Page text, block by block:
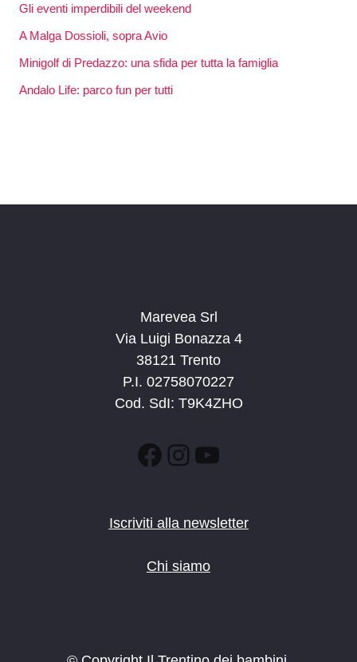
Gli eventi imperdibili del weekend
A Malga Dossioli, sopra Avio
Minigolf di Predazzo: una sfida per tutta la famiglia
Andalo Life: parco fun per tutti
Marevea Srl
Via Luigi Bonazza 4
38121 Trento
P.I. 02758070227
Cod. SdI: T9K4ZHO
Facebook
Instagram
YouTube
Iscriviti alla newsletter
Chi siamo